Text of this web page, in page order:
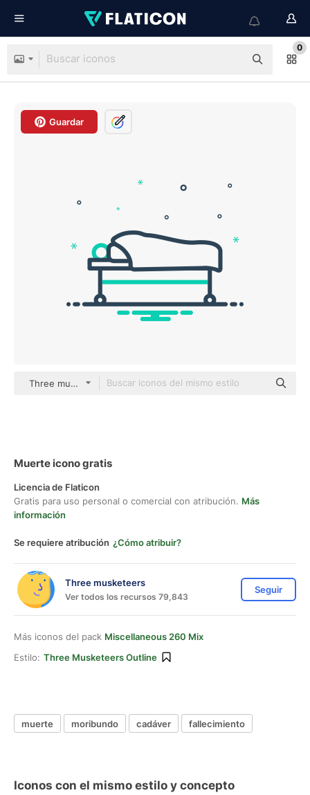
0
Guardar
Three musketeers outline
Muerte icono gratis
Licencia de Flaticon
Gratis para uso personal o comercial con atribución. Más
información
Se requiere atribución ¿Cómo atribuir?
Three musketeers
Ver todos los recursos 79,843
Seguir
Más iconos del pack Miscellaneous 260 Mix
Estilo: Three Musketeers Outline
muerte moribundo cadáver fallecimiento
Iconos con el mismo estilo y concepto